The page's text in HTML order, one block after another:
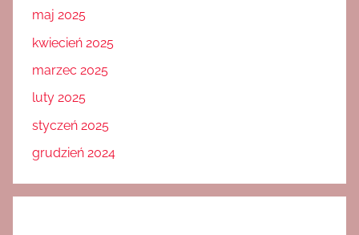
maj 2025
kwiecień 2025
marzec 2025
luty 2025
styczeń 2025
grudzień 2024